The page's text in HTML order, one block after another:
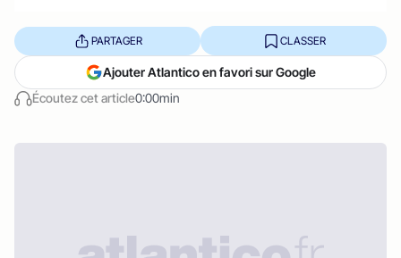
Écoutez cet article0:00min
PARTAGER CLASSER
Ajouter Atlantico en favori sur Google